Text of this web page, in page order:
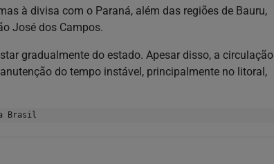
à divisa com o Paraná, além das regiões de Bauru,
José dos Campos.
gradualmente do estado. Apesar disso, a circulação
do tempo instável, principalmente no litoral,
Brasil